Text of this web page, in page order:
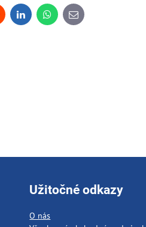
LinkedInWhatsApp
E-
mail
Užitočné odkazy
O nás